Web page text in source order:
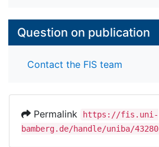
Question on publication
Contact the FIS team
Permalink
https://fis.uni-
bamberg.de/handle/uniba/43280